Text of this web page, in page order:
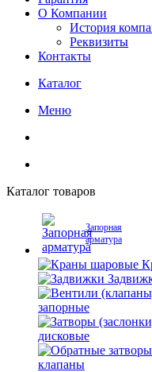
О Компании
История
Реквизиты
Контакты
Каталог
Меню
Каталог товаров
Запорная
арматура
запорные
дисковые
клапаны